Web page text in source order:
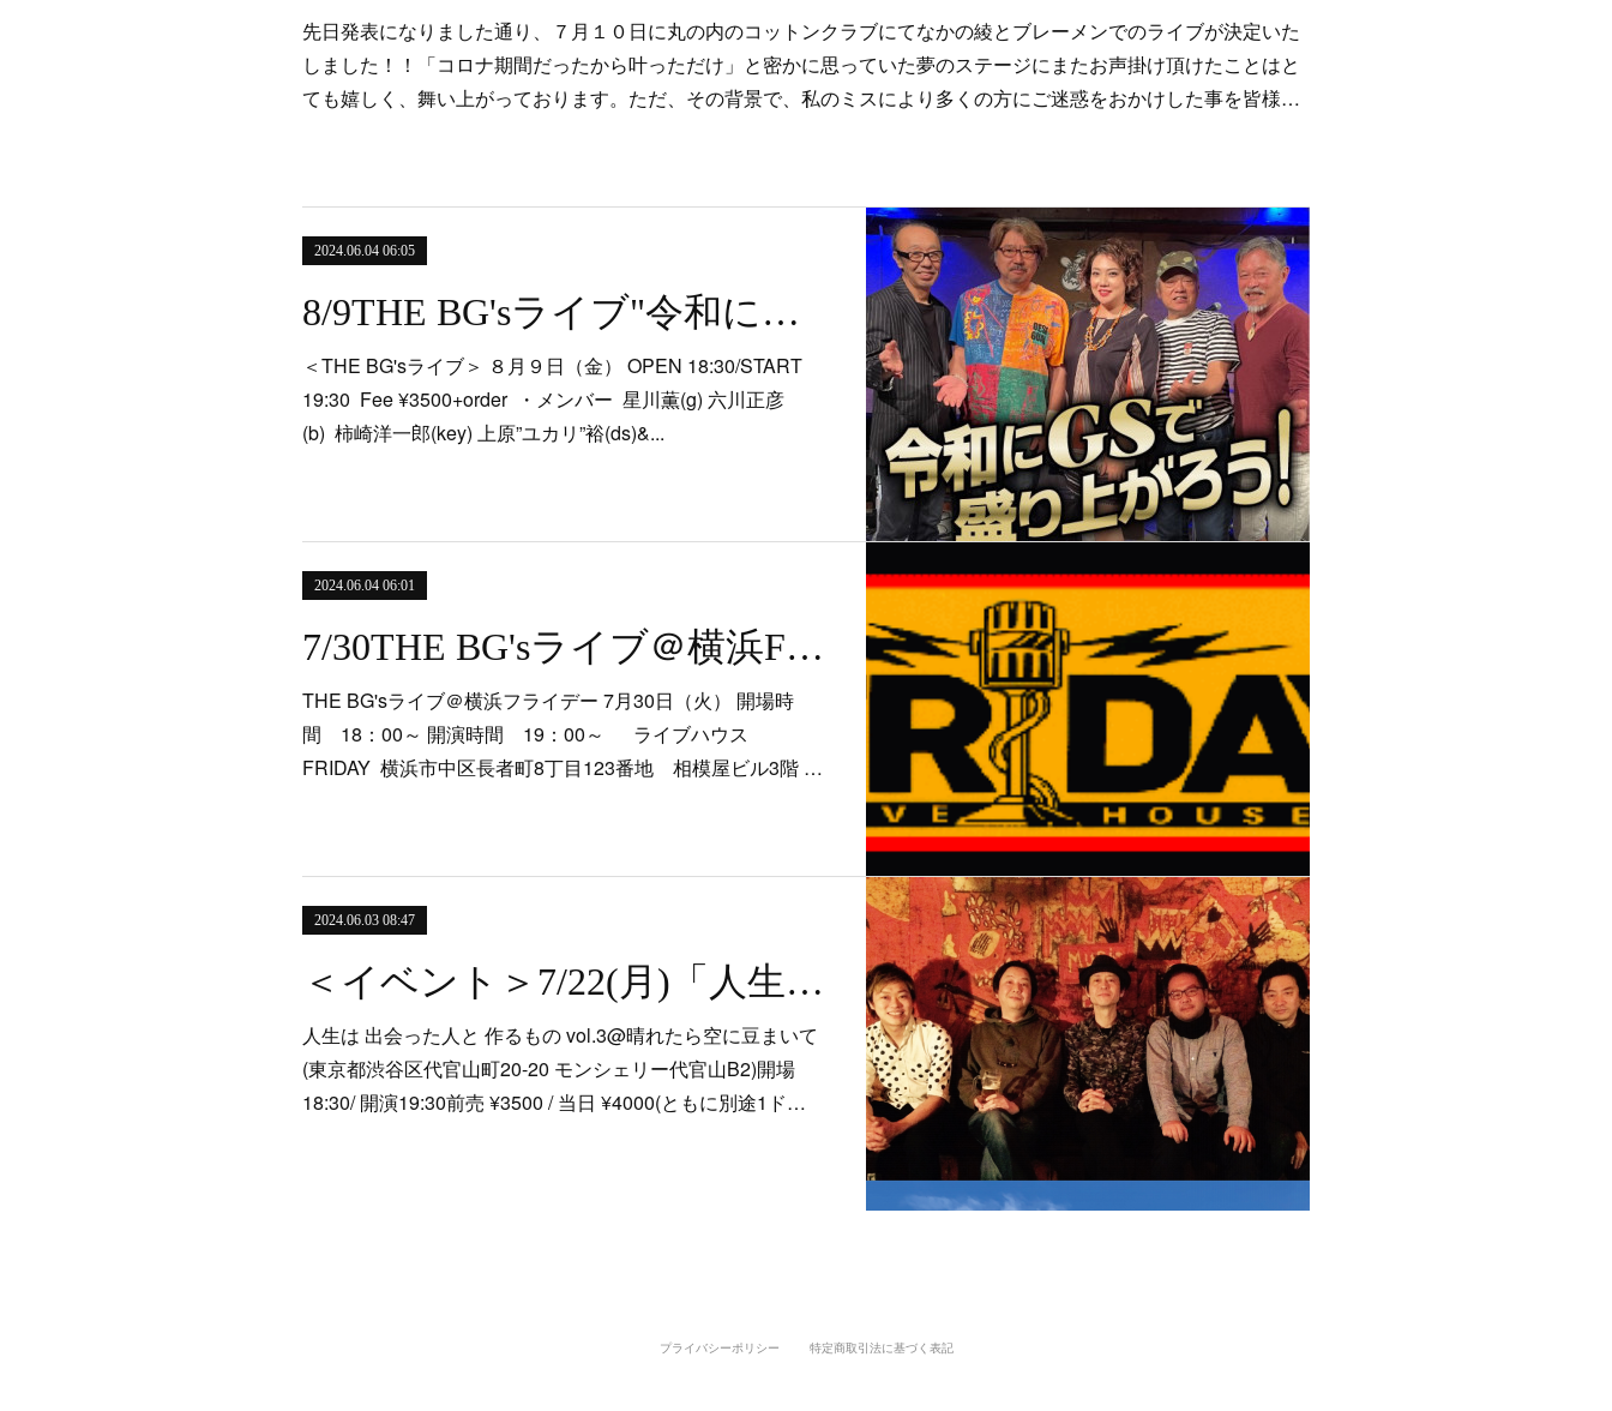
先日発表になりました通り、７月１０日に丸の内のコットンクラブにてなかの綾とブレーメンでのライブが決定いた
しました！！「コロナ期間だったから叶っただけ」と密かに思っていた夢のステージにまたお声掛け頂けたことはと
ても嬉しく、舞い上がっております。ただ、その背景で、私のミスにより多くの方にご迷惑をおかけした事を皆様…
2024.06.04 06:05
8/9THE BG'sライブ"令和にGSで盛り上がろう"＠荻窪ルースター
＜THE BG'sライブ＞ ８月９日（金） OPEN 18:30/START
19:30 Fee ¥3500+order ・メンバー 星川薫(g) 六川正彦
(b) 柿崎洋一郎(key) 上原”ユカリ”裕(ds)&...
2024.06.04 06:01
7/30THE BG'sライブ＠横浜FRIDAY
THE BG'sライブ＠横浜フライデー 7月30日（火） 開場時
間 18：00～ 開演時間 19：00～ ライブハウス
FRIDAY 横浜市中区長者町8丁目123番地 相模屋ビル3階 …
2024.06.03 08:47
＜イベント＞7/22(月)「人生は 出会った人と 作るもの vol.3」＠晴れたら空に豆まいて
人生は 出会った人と 作るもの vol.3@晴れたら空に豆まいて
(東京都渋谷区代官山町20-20 モンシェリー代官山B2)開場
18:30/ 開演19:30前売 ¥3500 / 当日 ¥4000(ともに別途1ド…
プライバシーポリシー 特定商取引法に基づく表記